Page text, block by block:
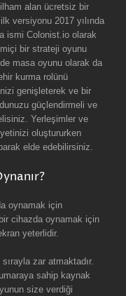
alan ücretsiz bir
versiyonu 2017 yılında
ismi Colonist.io olarak
bir strateji oyunu
masa oyunu olarak da
kurma rolünü
genişleterek ve bir
güçlendirmeli ve
Yerleşimler ve
oluştururken
elde edebilirsiniz.
oynamak için
cihazda oynamak için
yeterlidir.
zar atmaktadır.
sahip kaynak
size verdiği